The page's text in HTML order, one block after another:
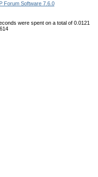
Forum Software 7.6.0
were spent on a total of 0.0121